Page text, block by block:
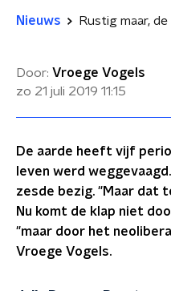
Nieuws
Door: Vroege Vogels
zo 21 juli 2019 11:15
De aarde heeft vijf
leven werd
zesde bezig. "Maar dat
Nu komt de klap niet
"maar door het
Vroege Vogels.